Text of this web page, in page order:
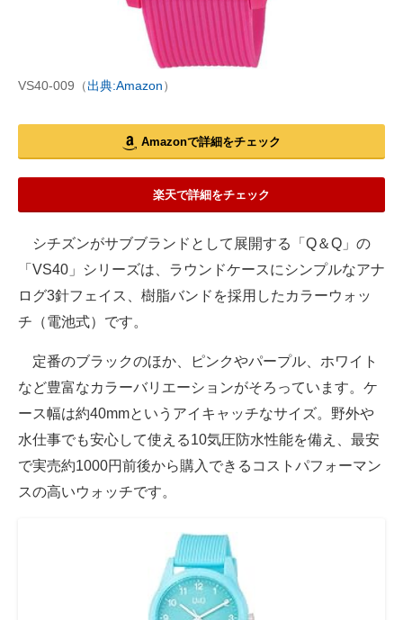
VS40-009（出典:Amazon）
Amazonで詳細をチェック
楽天で詳細をチェック
シチズンがサブブランドとして展開する「Q＆Q」の
「VS40」シリーズは、ラウンドケースにシンプルなアナ
ログ3針フェイス、樹脂バンドを採用したカラーウォッ
チ（電池式）です。
定番のブラックのほか、ピンクやパープル、ホワイト
など豊富なカラーバリエーションがそろっています。ケ
ース幅は約40mmというアイキャッチなサイズ。野外や
水仕事でも安心して使える10気圧防水性能を備え、最安
で実売約1000円前後から購入できるコストパフォーマン
スの高いウォッチです。